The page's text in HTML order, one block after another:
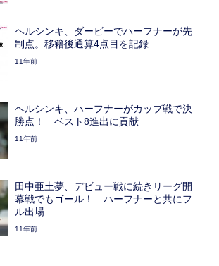
ヘルシンキ、ダービーでハーフナーが先
制点。移籍後通算4点目を記録
11年前
ヘルシンキ、ハーフナーがカップ戦で決
勝点！ ベスト8進出に貢献
11年前
田中亜土夢、デビュー戦に続きリーグ開
幕戦でもゴール！ ハーフナーと共にフ
ル出場
11年前